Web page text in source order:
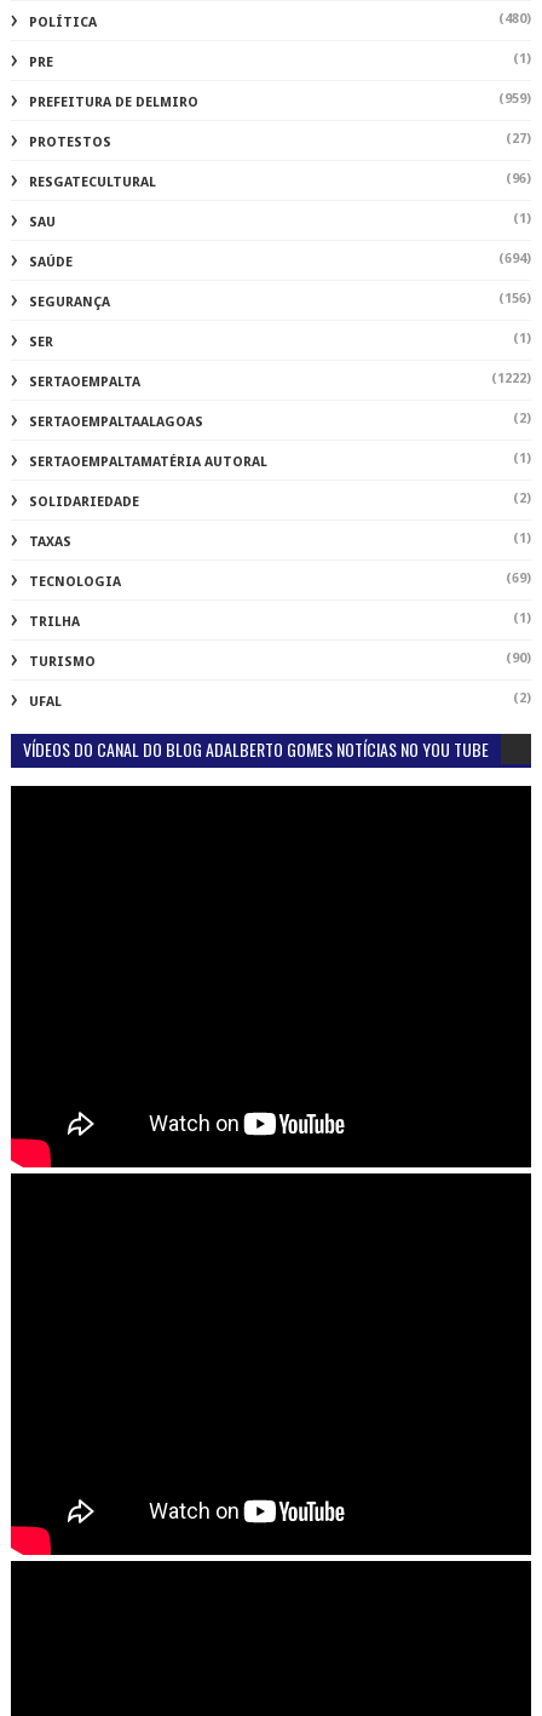
POLÍTICA (480)
PRE (1)
PREFEITURA DE DELMIRO (959)
PROTESTOS (27)
RESGATECULTURAL (96)
SAU (1)
SAÚDE (694)
SEGURANÇA (156)
SER (1)
SERTAOEMPALTA (1222)
SERTAOEMPALTAALAGOAS (2)
SERTAOEMPALTAMATÉRIA AUTORAL (1)
SOLIDARIEDADE (2)
TAXAS (1)
TECNOLOGIA (69)
TRILHA (1)
TURISMO (90)
UFAL (2)
VÍDEOS DO CANAL DO BLOG ADALBERTO GOMES NOTÍCIAS NO YOU TUBE